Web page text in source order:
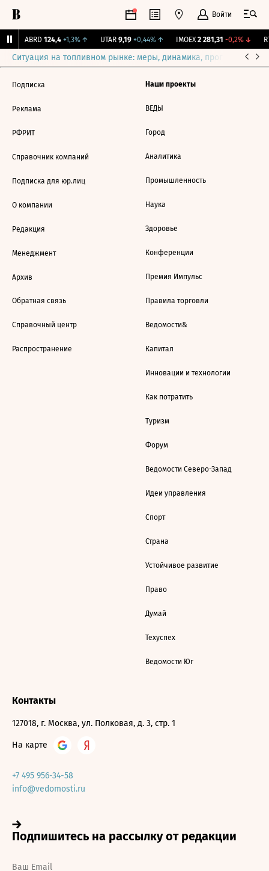
Войти
ABRD 124,4 +1,3%↑ UTAR 9,19 +0,44%↑ IMOEX 2 281,31 -0,2%↓
Ситуация на топливном рынке: меры, динамика, прогнозы
Подписка
Реклама
РФРИТ
Справочник компаний
Подписка для юр.лиц
О компании
Редакция
Менеджмент
Архив
Обратная связь
Справочный центр
Распространение
Наши проекты
ВЕДЫ
Город
Аналитика
Промышленность
Наука
Здоровье
Конференции
Премия Импульс
Правила торговли
Ведомости&
Капитал
Инновации и технологии
Как потратить
Туризм
Форум
Ведомости Северо-Запад
Идеи управления
Спорт
Страна
Устойчивое развитие
Право
Думай
Техуспех
Ведомости Юг
Контакты
127018, г. Москва, ул. Полковая, д. 3, стр. 1
На карте
+7 495 956-34-58
info@vedomosti.ru